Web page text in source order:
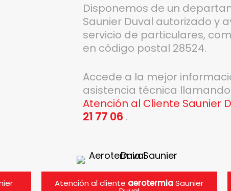
Disponemos de un
Saunier Duval autorizado y
servicio de particulares,
en código postal 28524.
Accede a la mejor
asistencia técnica
Atención al Cliente Saunier
21 77 06 .
Atención al cliente aerotermiaSaunier